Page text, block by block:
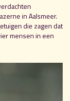
in Aalsmeer.
die zagen dat
mensen in een